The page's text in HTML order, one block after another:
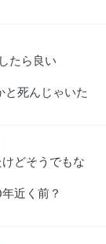
たら良い
と死んじゃいた
どそうでもな
近く前？